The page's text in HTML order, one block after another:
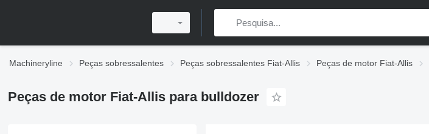
Machineryline Peças sobressalentes Peças sobressalentes Fiat-Allis Peças de motor Fiat-Allis
Peças de motor Fiat-Allis para bulldozer